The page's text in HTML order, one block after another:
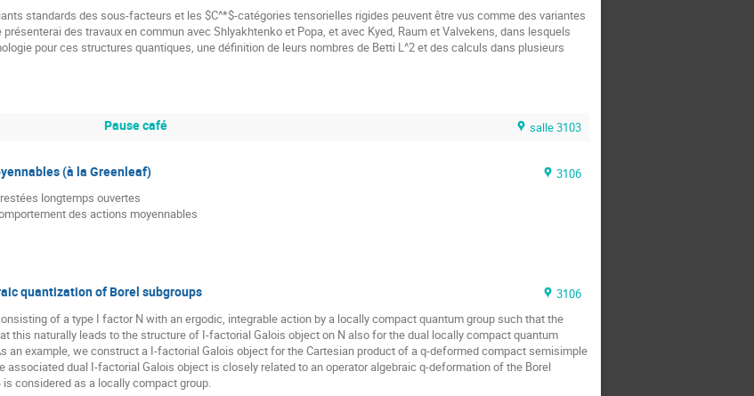
standards des sous-facteurs et les $C^*$-catégories tensorielles rigides peuvent être vus comme des variantes
des travaux en commun avec Shlyakhtenko et Popa, et avec Kyed, Raum et Valvekens, dans lesquels
pour ces structures quantiques, une définition de leurs nombres de Betti L^2 et des calculs dans plusieurs
Pause café salle 3103
(à la Greenleaf)
3106
longtemps ouvertes
des actions moyennables
quantization of Borel subgroups
3106
of a type I factor N with an ergodic, integrable action by a locally compact quantum group such that the
this naturally leads to the structure of I-factorial Galois object on N also for the dual locally compact quantum
an example, we construct a I-factorial Galois object for the Cartesian product of a q-deformed compact semisimple
associated dual I-factorial Galois object is closely related to an operator algebraic q-deformation of the Borel
considered as a locally compact group.